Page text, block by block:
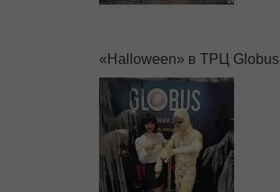
«Halloween» в ТРЦ Globus